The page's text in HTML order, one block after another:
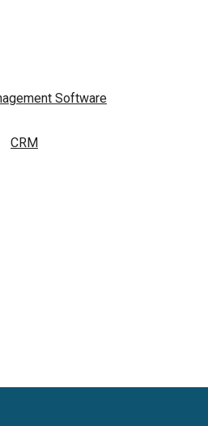
Software
CRM